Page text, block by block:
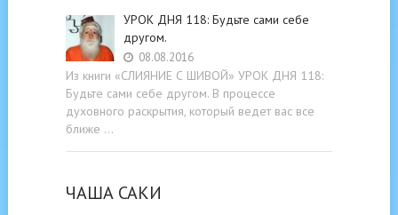
УРОК ДНЯ 118: Будьте cами cебе
другом.
08.08.2016
Из книги «СЛИЯНИЕ С ШИВОЙ» УРОК ДНЯ 118:
Будьте cами cебе другом. В процессе
духовного раскрытия, который ведет вас все
ближе …
ЧАША САКИ